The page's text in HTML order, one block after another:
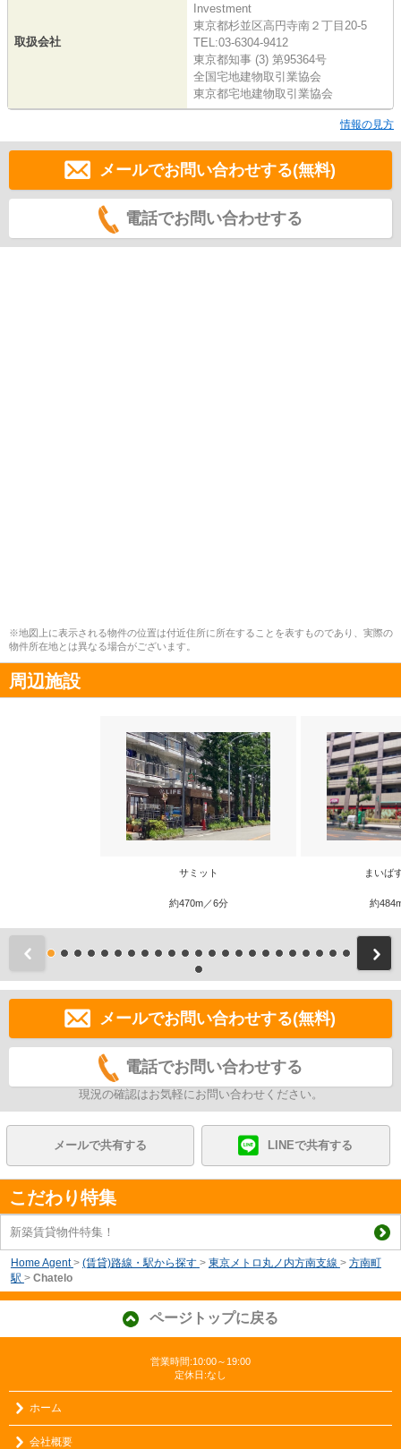
取扱会社
Investment
東京都杉並区高円寺南２丁目20-5
TEL:03-6304-9412
東京都知事 (3) 第95364号
全国宅地建物取引業協会
東京都宅地建物取引業協会
情報の見方
メールでお問い合わせする(無料)
電話でお問い合わせする
※地図上に表示される物件の位置は付近住所に所在することを表すものであり、実際の
物件所在地とは異なる場合がございます。
周辺施設
サミット
約470m／6分
まいば
約
前
メールでお問い合わせする(無料)
電話でお問い合わせする
現況の確認はお気軽にお問い合わせください。
メールで共有する LINEで共有する
こだわり特集
新築賃貸物件特集！
Home Agent > (賃貸)路線・駅から探す > 東京メトロ丸ノ内方南支線 > 方南町
駅 > Chatelo
ページトップに戻る
営業時間:10:00～19:00
定休日:なし
ホーム
会社概要